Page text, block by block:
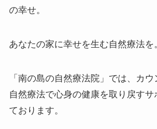
の幸せ。
あなたの家に幸せを生む自然療法を
「南の島の自然療法院」では、カウ
自然療法で心身の健康を取り戻すサ
ております。